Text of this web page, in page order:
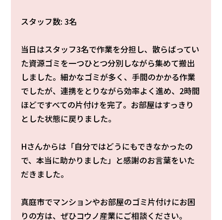
スタッフ数: 3名
当日はスタッフ3名で作業を分担し、散らばってい
た資源ゴミを一つひとつ分別しながら集めて搬出
しました。細かなゴミが多く、手間のかかる作業
でしたが、連携をとりながら効率よく進め、2時間
ほどですべての片付けを完了。お部屋はすっきり
とした状態に戻りました。
Hさんからは「自分ではどうにもできなかったの
で、本当に助かりました」と感謝のお言葉をいた
だきました。
真庭市でマンションやお部屋のゴミ片付けにお困
りの方は、ぜひコウノ産業にご相談ください。